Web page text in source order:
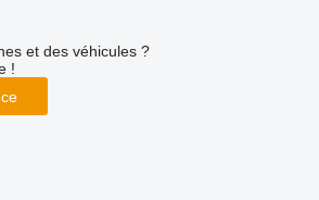
et des véhicules ?
!